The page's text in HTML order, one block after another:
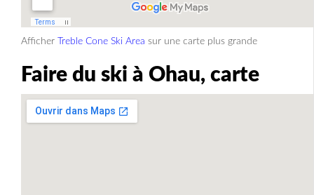
Afficher Treble Cone Ski Area sur une carte plus grande
Faire du ski à Ohau, carte